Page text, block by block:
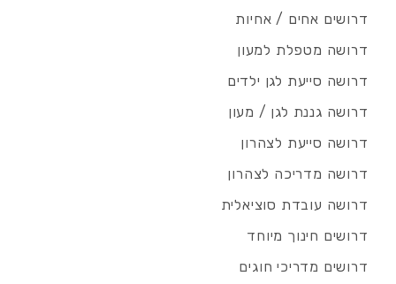
דרושים אחים / אחיות
דרושה מטפלת למעון
דרושה סייעת לגן ילדים
דרושה גננת לגן / מעון
דרושה סייעת לצהרון
דרושה מדריכה לצהרון
דרושה עובדת סוציאלית
דרושים חינוך מיוחד
דרושים מדריכי חוגים